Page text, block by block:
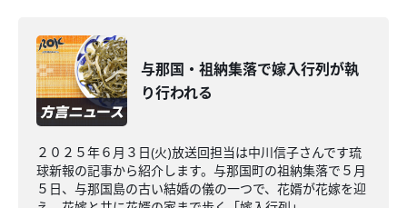
与那国・祖納集落で嫁入行列が執
り行われる
２０２５年６月３日(火)放送回担当は中川信子さんです琉
球新報の記事から紹介します。与那国町の祖納集落で５月
５日、与那国島の古い結婚の儀の一つで、花婿が花嫁を迎